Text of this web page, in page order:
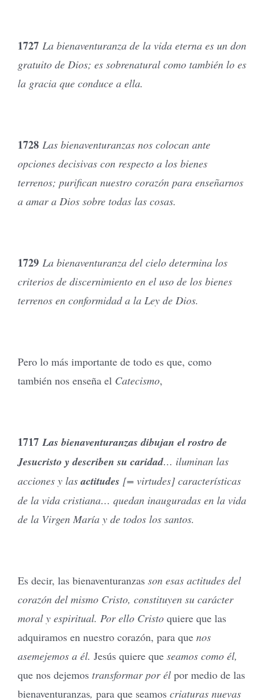
1727 La bienaventuranza de la vida eterna es un don
gratuito de Dios; es sobrenatural como también lo es
la gracia que conduce a ella.
1728 Las bienaventuranzas nos colocan ante
opciones decisivas con respecto a los bienes
terrenos; purifican nuestro corazón para enseñarnos
a amar a Dios sobre todas las cosas.
1729 La bienaventuranza del cielo determina los
criterios de discernimiento en el uso de los bienes
terrenos en conformidad a la Ley de Dios.
Pero lo más importante de todo es que, como
también nos enseña el Catecismo,
1717 Las bienaventuranzas dibujan el rostro de
Jesucristo y describen su caridad… iluminan las
acciones y lasactitudes [= virtudes] características
de la vida cristiana… quedan inauguradas en la vida
de la Virgen María y de todos los santos.
Es decir, las bienaventuranzas son esas actitudes del
corazón del mismo Cristo, constituyen su carácter
moral y espiritual. Por ello Cristo quiere que las
adquiramos en nuestro corazón, para que nos
asemejemos a él. Jesús quiere que seamos como él,
que nos dejemos transformar por él por medio de las
bienaventuranzas, para que seamos criaturas nuevas